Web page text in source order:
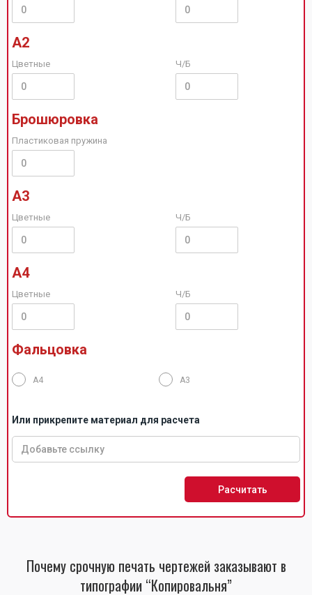
А2
Цветные Ч/Б
Брошюровка
Пластиковая пружина
А3
Цветные Ч/Б
А4
Цветные Ч/Б
Фальцовка
А4 А3
Или прикрепите материал для расчета
Расчитать
Почему срочную печать чертежей заказывают в
типографии “Копировальня”